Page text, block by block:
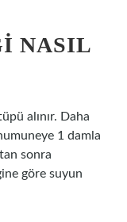
NASIL
alınır. Daha
1 damla
sonra
göre suyun